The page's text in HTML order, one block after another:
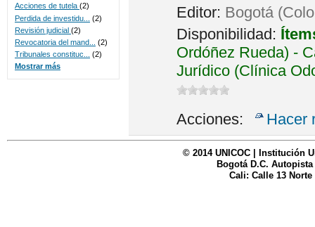
Editor: Bogotá
Disponibilidad:
Ordóñez Rueda) -
Jurídico (Clínica
Acciones: Hacer
Acciones de tutela (2)
Perdida de investidu...
(2)
Revisión judicial (2)
Revocatoria del mand...
(2)
Tribunales constituc...
(2)
Mostrar más
© 2014 UNICOC | Institución
Bogotá D.C. Autopista
Cali: Calle 13 Norte